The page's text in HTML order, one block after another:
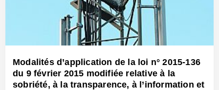
Modalités d’application de la loi n° 2015-136
du 9 février 2015 modifiée relative à la
sobriété, à la transparence, à l’information et